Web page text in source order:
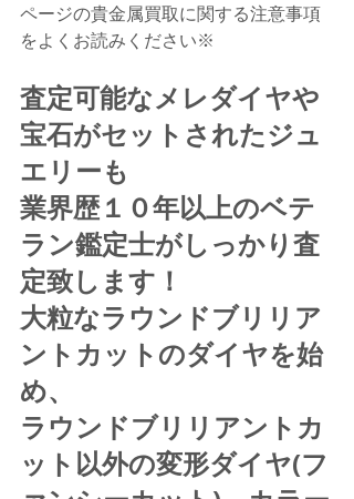
ページの貴金属買取に関する注意事項
をよくお読みください※
査定可能なメレダイヤや
宝石がセットされたジュ
エリーも
業界歴１０年以上のベテ
ラン鑑定士がしっかり査
定致します！
大粒なラウンドブリリア
ントカットのダイヤを始
め、
ラウンドブリリアントカ
ット以外の変形ダイヤ(フ